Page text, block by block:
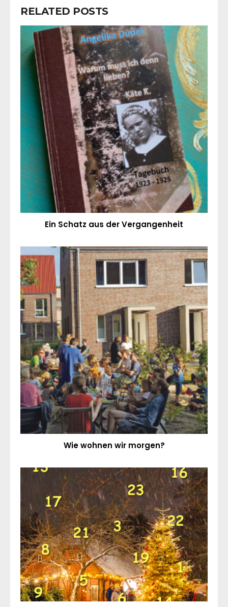
RELATED POSTS
Ein Schatz aus der Vergangenheit
Wie wohnen wir morgen?